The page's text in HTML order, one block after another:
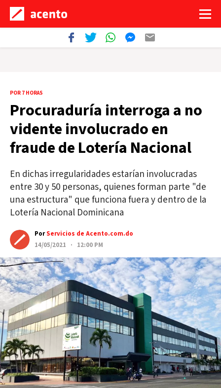
POR 7 HORAS
Procuraduría interroga a no
vidente involucrado en
fraude de Lotería Nacional
En dichas irregularidades estarían involucradas
entre 30 y 50 personas, quienes forman parte "de
una estructura" que funciona fuera y dentro de la
Lotería Nacional Dominicana
PorServicios de Acento.com.do
14/05/2021 · 12:00 PM